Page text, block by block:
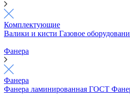
Комплектующие
Валики и кисти Газовое
Фанера
Фанера
Фанера ламинированная ГОСТ